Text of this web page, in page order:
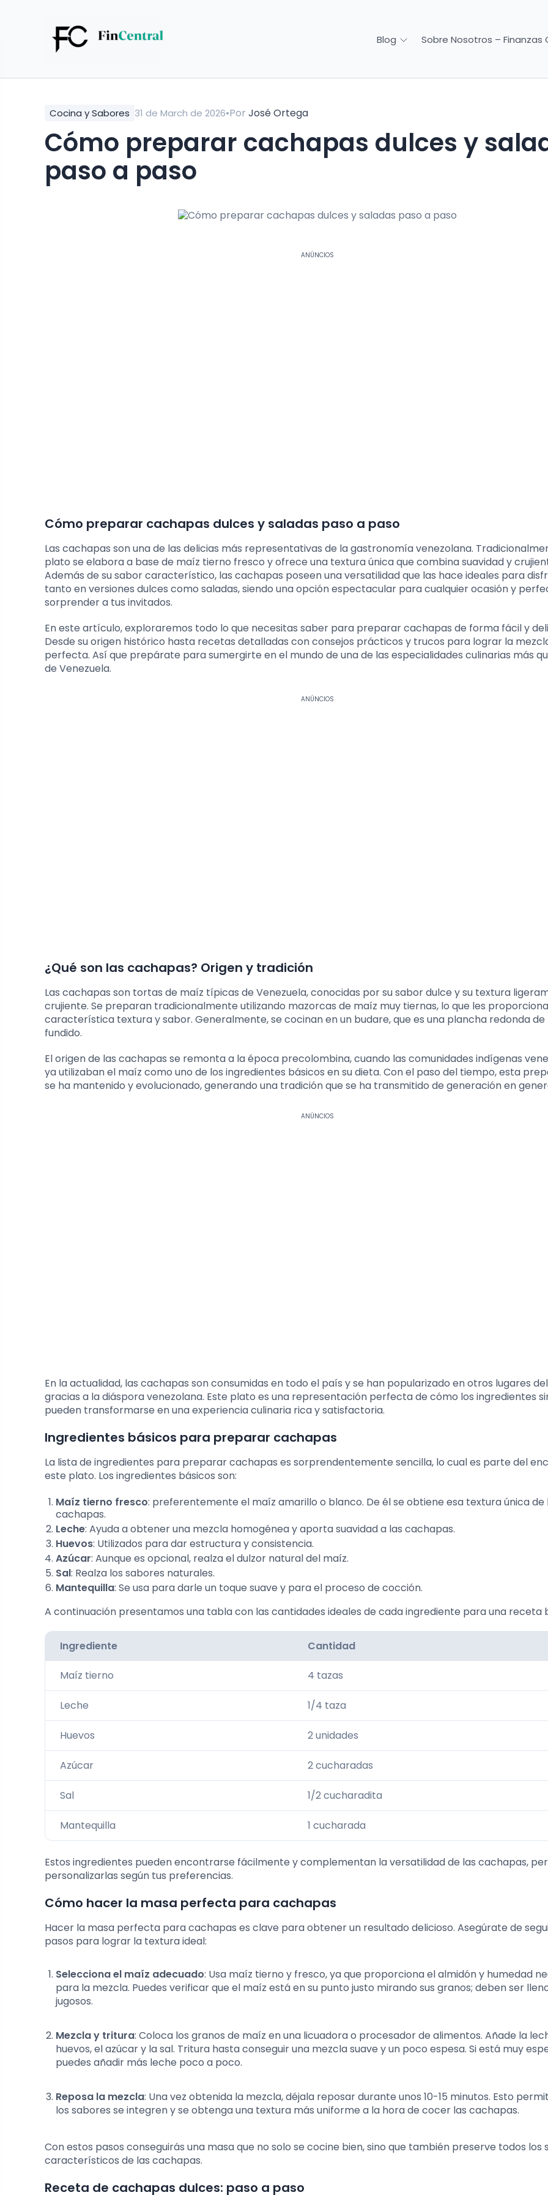
Blog Sobre Nosotros – Finanzas
Cocina y Sabores 31 de March de 2026•Por José Ortega
Cómo preparar cachapas dulces y
paso a paso
ANÚNCIOS
Cómo preparar cachapas dulces y saladas paso a paso
Las cachapas son una de las delicias más representativas de la gastronomía venezolana.
plato se elabora a base de maíz tierno fresco y ofrece una textura única que combina suavidad y
Además de su sabor característico, las cachapas poseen una versatilidad que las hace ideales para
tanto en versiones dulces como saladas, siendo una opción espectacular para cualquier ocasión y
sorprender a tus invitados.
En este artículo, exploraremos todo lo que necesitas saber para preparar cachapas de forma fácil y
Desde su origen histórico hasta recetas detalladas con consejos prácticos y trucos para lograr la
perfecta. Así que prepárate para sumergirte en el mundo de una de las especialidades culinarias más
de Venezuela.
ANÚNCIOS
¿Qué son las cachapas? Origen y tradición
Las cachapas son tortas de maíz típicas de Venezuela, conocidas por su sabor dulce y su textura
crujiente. Se preparan tradicionalmente utilizando mazorcas de maíz muy tiernas, lo que les
característica textura y sabor. Generalmente, se cocinan en un budare, que es una plancha redonda de
fundido.
El origen de las cachapas se remonta a la época precolombina, cuando las comunidades indígenas
ya utilizaban el maíz como uno de los ingredientes básicos en su dieta. Con el paso del tiempo, esta
se ha mantenido y evolucionado, generando una tradición que se ha transmitido de generación en
ANÚNCIOS
En la actualidad, las cachapas son consumidas en todo el país y se han popularizado en otros lugares
gracias a la diáspora venezolana. Este plato es una representación perfecta de cómo los ingredientes
pueden transformarse en una experiencia culinaria rica y satisfactoria.
Ingredientes básicos para preparar cachapas
La lista de ingredientes para preparar cachapas es sorprendentemente sencilla, lo cual es parte del
este plato. Los ingredientes básicos son:
Maíz tierno fresco: preferentemente el maíz amarillo o blanco. De él se obtiene esa textura única de
cachapas.
Leche: Ayuda a obtener una mezcla homogénea y aporta suavidad a las cachapas.
Huevos: Utilizados para dar estructura y consistencia.
Azúcar: Aunque es opcional, realza el dulzor natural del maíz.
Sal: Realza los sabores naturales.
Mantequilla: Se usa para darle un toque suave y para el proceso de cocción.
A continuación presentamos una tabla con las cantidades ideales de cada ingrediente para una receta
Ingrediente Cantidad
Maíz tierno 4 tazas
Leche 1/4 taza
Huevos 2 unidades
Azúcar 2 cucharadas
Sal 1/2 cucharadita
Mantequilla 1 cucharada
Estos ingredientes pueden encontrarse fácilmente y complementan la versatilidad de las cachapas,
personalizarlas según tus preferencias.
Cómo hacer la masa perfecta para cachapas
Hacer la masa perfecta para cachapas es clave para obtener un resultado delicioso. Asegúrate de
pasos para lograr la textura ideal:
Selecciona el maíz adecuado: Usa maíz tierno y fresco, ya que proporciona el almidón y humedad
para la mezcla. Puedes verificar que el maíz está en su punto justo mirando sus granos; deben ser
jugosos.
Mezcla y tritura: Coloca los granos de maíz en una licuadora o procesador de alimentos. Añade la
huevos, el azúcar y la sal. Tritura hasta conseguir una mezcla suave y un poco espesa. Si está muy
puedes añadir más leche poco a poco.
Reposa la mezcla: Una vez obtenida la mezcla, déjala reposar durante unos 10-15 minutos. Esto
los sabores se integren y se obtenga una textura más uniforme a la hora de cocer las cachapas.
Con estos pasos conseguirás una masa que no solo se cocine bien, sino que también preserve todos los
característicos de las cachapas.
Receta de cachapas dulces: paso a paso